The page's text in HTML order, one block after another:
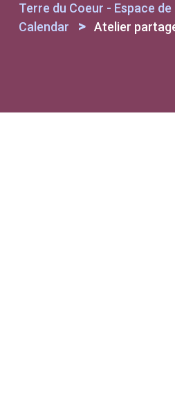
Terre du Coeur - Espace
Calendar
> Atelier